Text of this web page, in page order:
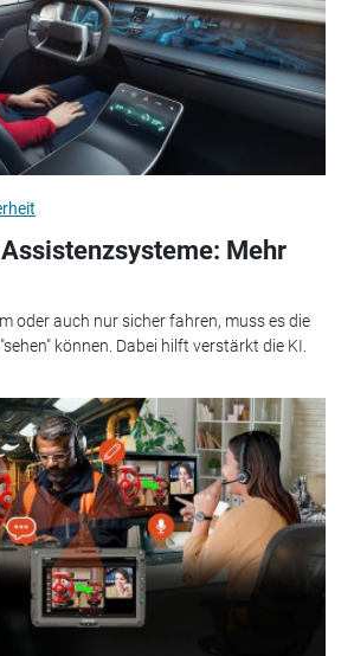
Mehr
oder auch nur sicher fahren, muss es die
können. Dabei hilft verstärkt die KI.